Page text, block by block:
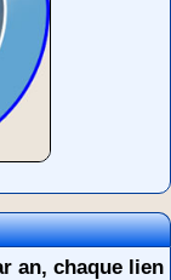
an, chaque lien